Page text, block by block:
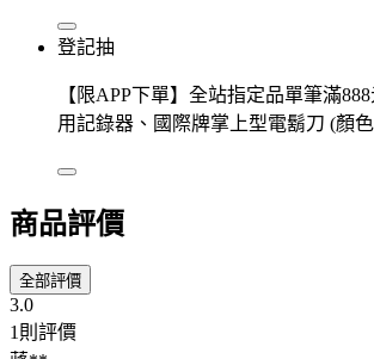
登記抽
【限APP下單】全站指定品單筆滿
用記錄器、國際牌掌上型電鬍刀 (顏
商品評價
全部評價
3.0
1則評價